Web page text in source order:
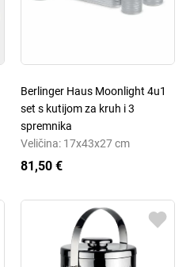
Berlinger Haus Moonlight 4u1
set s kutijom za kruh i 3
spremnika
Veličina: 17x43x27 cm
81,50 €